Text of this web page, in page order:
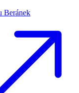
Beránek